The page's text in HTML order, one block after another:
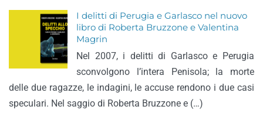
I delitti di Perugia e Garlasco nel nuovo
libro di Roberta Bruzzone e Valentina
Magrin
Nel 2007, i delitti di Garlasco e Perugia
sconvolgono l’intera Penisola; la morte
delle due ragazze, le indagini, le accuse rendono i due casi
speculari. Nel saggio di Roberta Bruzzone e (…)